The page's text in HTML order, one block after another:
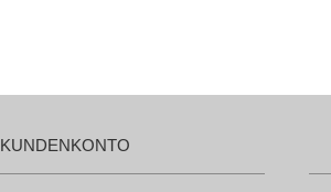
KUNDENKONTO